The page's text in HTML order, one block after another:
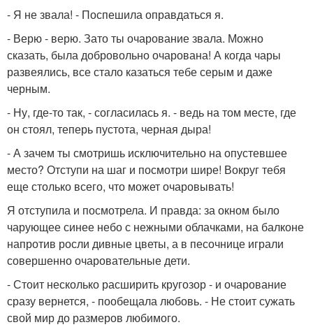
- Я не звала! - Поспешила оправдаться я.
- Верю - верю. Зато ты очарование звала. Можно
сказать, была добровольно очарована! А когда чары
развеялись, все стало казаться тебе серым и даже
черным.
- Ну, где-то так, - согласилась я. - ведь на том месте, где
он стоял, теперь пустота, черная дыра!
- А зачем ты смотришь исключительно на опустевшее
место? Отступи на шаг и посмотри шире! Вокруг тебя
еще столько всего, что может очаровывать!
Я отступила и посмотрела. И правда: за окном было
чарующее синее небо с нежными облачками, на балконе
напротив росли дивные цветы, а в песочнице играли
совершенно очаровательные дети.
- Стоит несколько расширить кругозор - и очарование
сразу вернется, - пообещала любовь. - Не стоит сужать
свой мир до размеров любимого.